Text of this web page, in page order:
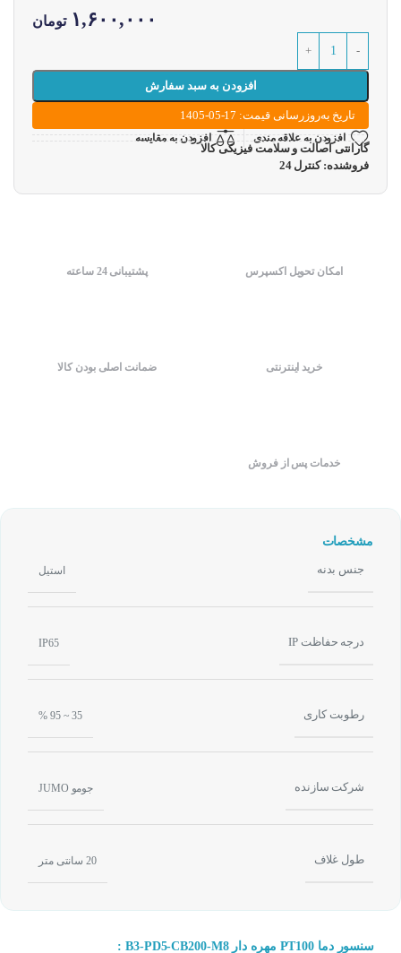
۱,۶۰۰,۰۰۰ تومان
افزودن به سبد سفارش
تاریخ به‌روزرسانی قیمت: 17-05-1405
افزودن به علاقه مندی افزودن به مقایسه
گارانتی اصالت و سلامت فیزیکی کالا
فروشنده: کنترل 24
امکان تحویل اکسپرس پشتیبانی 24 ساعته
خرید اینترنتی ضمانت اصلی بودن کالا
خدمات پس از فروش
مشخصات
جنس بدنه استیل
درجه حفاظت IP IP65
رطوبت کاری 35 ~ 95 %
شرکت سازنده جومو JUMO
طول غلاف 20 سانتی متر
سنسور دما PT100 مهره دار B3-PD5-CB200-M8 :